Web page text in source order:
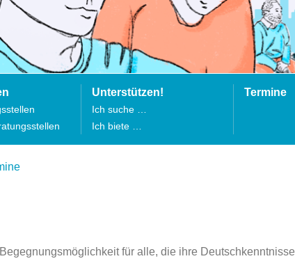
Unterstützen!
Ich suche …
Ich biete …
Termine
für alle, die ihre Deutschkenntnisse